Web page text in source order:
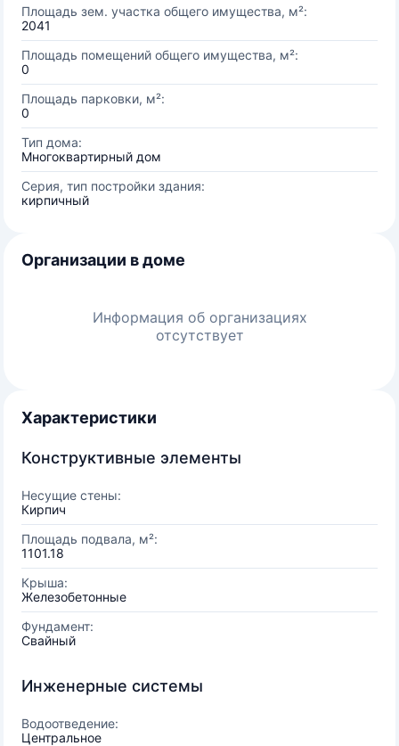
Площадь зем. участка общего имущества, м²:
2041
Площадь помещений общего имущества, м²:
0
Площадь парковки, м²:
0
Тип дома:
Многоквартирный дом
Серия, тип постройки здания:
кирпичный
Организации в доме
Информация об организациях
отсутствует
Характеристики
Конструктивные элементы
Несущие стены:
Кирпич
Площадь подвала, м²:
1101.18
Крыша:
Железобетонные
Фундамент:
Свайный
Инженерные системы
Водоотведение:
Центральное